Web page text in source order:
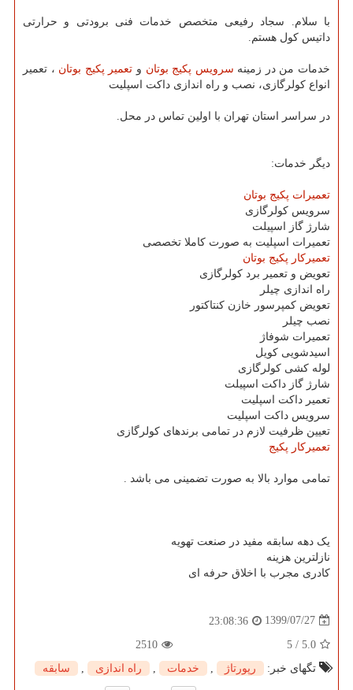
با سلام. سجاد رفیعی متخصص خدمات فنی برودتی و حرارتی
داتیس کول هستم.
خدمات من در زمینه سرویس پکیج بوتان و تعمیر پکیج بوتان ، تعمیر
انواع کولرگازی، نصب و راه اندازی داکت اسپلیت
در سراسر استان تهران با اولین تماس در محل.
دیگر خدمات:
تعمیرات پکیج بوتان
سرویس کولرگازی
شارژ گاز اسپیلت
تعمیرات اسپلیت به صورت کاملا تخصصی
تعمیرکار پکیج بوتان
تعویض و تعمیر برد کولرگازی
راه اندازی چیلر
تعویض کمپرسور خازن کنتاکتور
نصب چیلر
تعمیرات شوفاژ
اسیدشویی کویل
لوله کشی کولرگازی
شارژ گاز داکت اسپیلت
تعمیر داکت اسپلیت
سرویس داکت اسپلیت
تعیین ظرفیت لازم در تمامی برندهای کولرگازی
تعمیرکار پکیج
تمامی موارد بالا به صورت تضمینی می باشد .
یک دهه سابقه مفید در صنعت تهویه
نازلترین هزینه
کادری مجرب با اخلاق حرفه ای
1399/07/27
23:08:36
5.0
/
5
2510
تگهای خبر:
رپورتاژ , خدمات , راه اندازی , سابقه